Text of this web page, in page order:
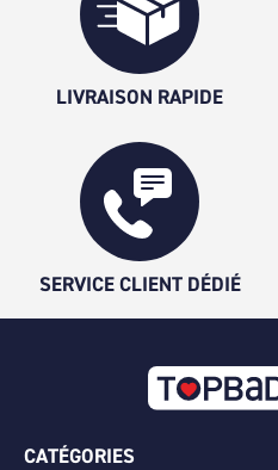
LIVRAISON RAPIDE
SERVICE CLIENT DÉDIÉ
CATÉGORIES